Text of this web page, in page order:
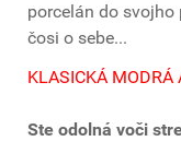
porcelán do
čosi o sebe...
KLASICKÁ MODRÁ
Ste odolná voči